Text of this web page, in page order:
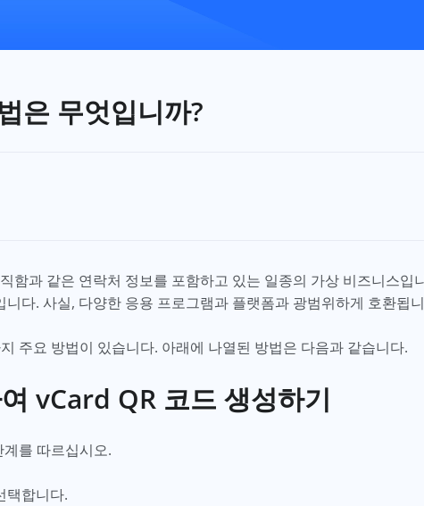
은 무엇입니까?
함과 같은 연락처 정보를 포함하고 있는 일종의 가상 비즈니스입
다. 사실, 다양한 응용 프로그램과 플랫폼과 광범위하게 호환됩
주요 방법이 있습니다. 아래에 나열된 방법은 다음과 같습니다.
vCard QR 코드 생성하기
를 따르십시오.
택합니다.